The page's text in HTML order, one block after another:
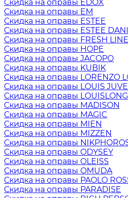
Скидка на оправы EDOX
Скидка на оправы EM
Скидка на оправы ESTEE
Скидка на оправы ESTEE
Скидка на оправы FRESH LINE
Скидка на оправы HOPE
Скидка на оправы JACOPO
Скидка на оправы KUBIK
Скидка на оправы LORENZO
Скидка на оправы LOUIS
Скидка на оправы LOUISLONG
Скидка на оправы MADISON
Скидка на оправы MAGIC
Скидка на оправы MIEN
Скидка на оправы MIZZEN
Скидка на оправы
Скидка на оправы ODYSEY
Скидка на оправы OLEISS
Скидка на оправы OMUDA
Скидка на оправы PAOLO
Скидка на оправы PARADISE